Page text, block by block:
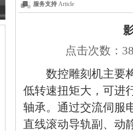
服务支持 Article
点击次数：
数控雕刻机主要构
低转速扭矩大，可进
轴承。通过交流伺服
直线滚动导轨副、动